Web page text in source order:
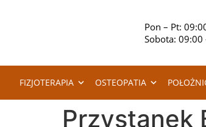
Pon – Pt:
Sobota: 09:00
FIZJOTERAPIA OSTEOPATIA
Przystanek